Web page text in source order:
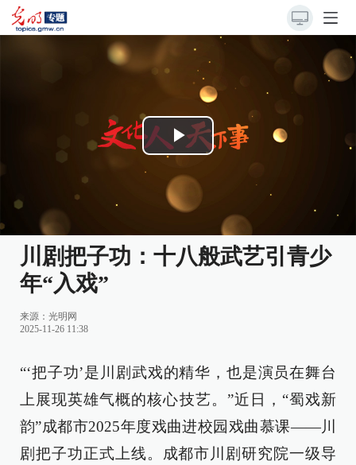
Play
Video
川剧把子功：十八般武艺引青少
年“入戏”
来源： 光明网
2025-11-26 11:38
“‘把子功’是川剧武戏的精华，也是演员在舞台
上展现英雄气概的核心技艺。”近日，“蜀戏新
韵”成都市2025年度戏曲进校园戏曲慕课——川
剧把子功正式上线。成都市川剧研究院一级导